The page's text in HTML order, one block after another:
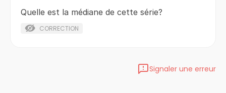
Quelle est la médiane de cette série?
CORRECTION
Signaler une erreur